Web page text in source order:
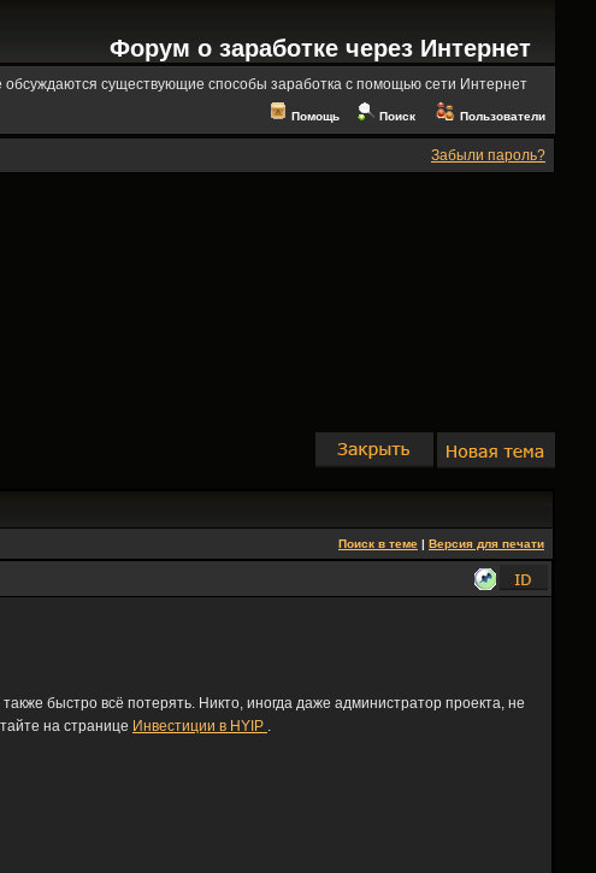
Форум о заработке через Интернет
существующие способы заработка с помощью сети Интернет
Помощь Поиск Пользователи
Забыли пароль?
Поиск в теме | Версия для печати
быстро всё потерять. Никто, иногда даже администратор проекта, не
на странице Инвестиции в HYIP .